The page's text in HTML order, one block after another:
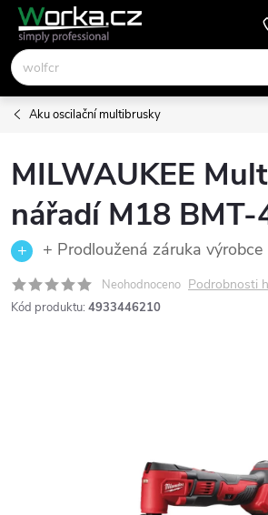
Přejít
obsah
Aku oscilační multibrusky
MILWAUKEE
nářadí M18 BMT-
+ Prodloužená záruka výrobce
Neohodnoceno Podrobnosti
Kód produktu: 4933446210